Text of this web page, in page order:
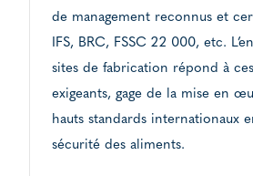
de management reconnus et
IFS, BRC, FSSC 22 000, etc.
sites de fabrication répond à
exigeants, gage de la mise en
hauts standards internationaux
sécurité des aliments.